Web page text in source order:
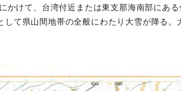
けて、台湾付近または東支那海南部にあ
て県山間地帯の全般にわたり大雪が降る